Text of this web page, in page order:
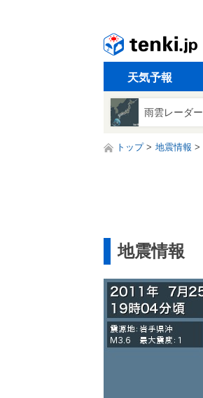
天気予報
雨雲レーダー
トップ 地震情報
地震情報